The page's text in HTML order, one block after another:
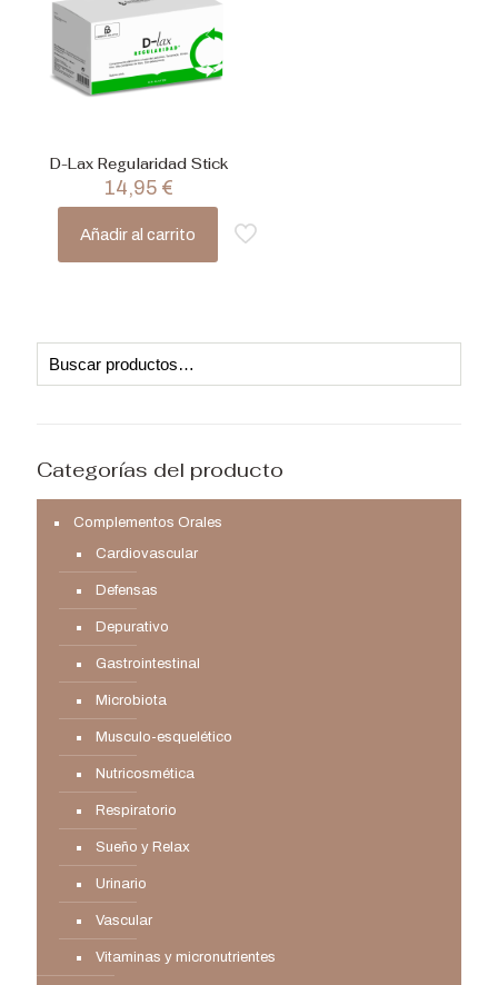
D-Lax Regularidad Stick
14,95 €
Añadir al carrito
Categorías del producto
Complementos Orales
Cardiovascular
Defensas
Depurativo
Gastrointestinal
Microbiota
Musculo-esquelético
Nutricosmética
Respiratorio
Sueño y Relax
Urinario
Vascular
Vitaminas y micronutrientes